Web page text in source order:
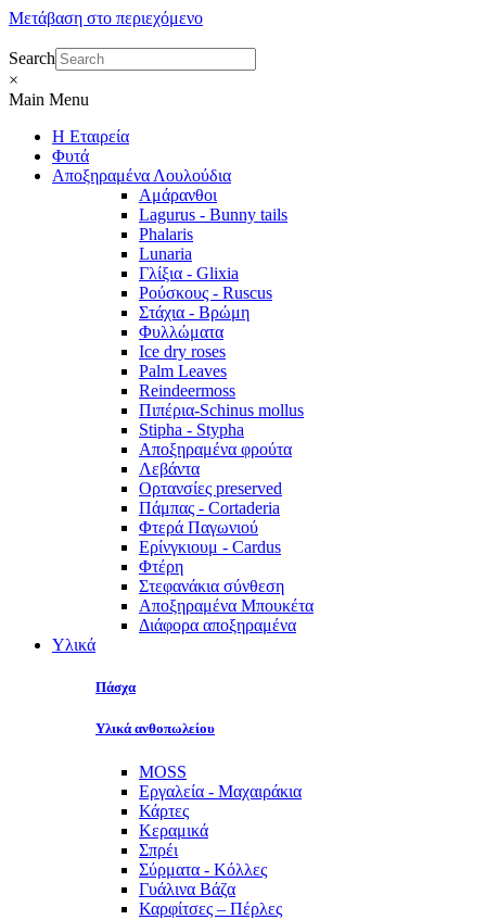
Μετάβαση στο περιεχόμενο
Search
×
Main Menu
Η Εταιρεία
Φυτά
Αποξηραμένα Λουλούδια
Αμάρανθοι
Lagurus - Bunny tails
Phalaris
Lunaria
Γλίξια - Glixia
Ρούσκους - Ruscus
Στάχια - Βρώμη
Φυλλώματα
Ice dry roses
Palm Leaves
Reindeermoss
Πιπέρια-Schinus mollus
Stipha - Stypha
Αποξηραμένα φρούτα
Λεβάντα
Ορτανσίες preserved
Πάμπας - Cortaderia
Φτερά Παγωνιού
Ερίνγκιουμ - Cardus
Φτέρη
Στεφανάκια σύνθεση
Αποξηραμένα Μπουκέτα
Διάφορα αποξηραμένα
Υλικά
Πάσχα
Υλικά ανθοπωλείου
MOSS
Εργαλεία - Μαχαιράκια
Κάρτες
Κεραμικά
Σπρέι
Σύρματα - Κόλλες
Γυάλινα Βάζα
Καρφίτσες – Πέρλες